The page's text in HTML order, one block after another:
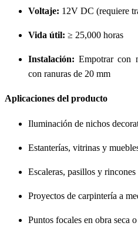
Voltaje: 12V DC (requiere
Vida útil: ≥ 25,000 horas
Instalación: Empotrar con
con ranuras de 20 mm
Aplicaciones del producto
Iluminación de nichos
Estanterías, vitrinas y
Escaleras, pasillos y rincones
Proyectos de carpintería a
Puntos focales en obra seca